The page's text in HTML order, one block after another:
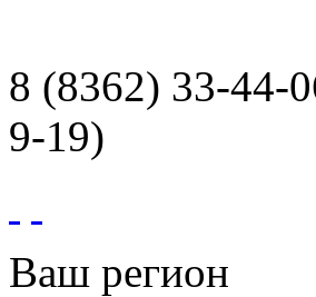
8 (8362) 33-44-
9-19)
Ваш регион